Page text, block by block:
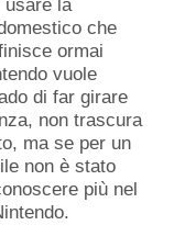
usare la
che
ormai
vuole
di far girare
non trascura
ma se per un
non è stato
più nel